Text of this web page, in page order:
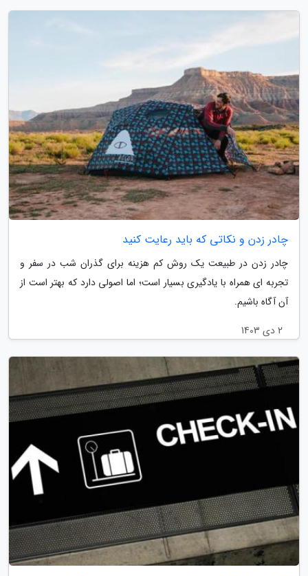
چادر زدن و نکاتی که باید رعایت کنید
چادر زدن در طبیعت یک روش کم هزینه برای گذران شب در سفر و
تجربه ای همراه با یادگیری بسیار است؛ اما اصولی دارد که بهتر است از
آن آگاه باشیم.
2 دی 1403